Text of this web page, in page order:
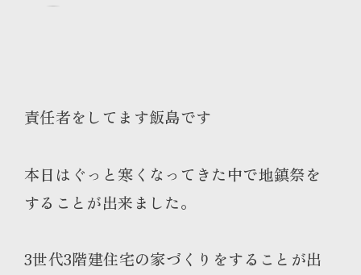
責任者をしてます飯島です
本日はぐっと寒くなってきた中で地鎮祭を
することが出来ました。
3世代3階建住宅の家づくりをすることが出